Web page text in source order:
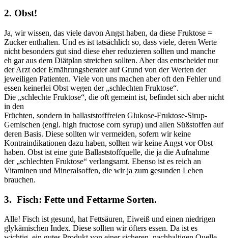
2. Obst!
Ja, wir wissen, das viele davon Angst haben, da diese Fruktose =
Zucker enthalten. Und es ist tatsächlich so, dass viele, deren Werte
nicht besonders gut sind diese eher reduzieren sollten und manche
eh gar aus dem Diätplan streichen sollten. Aber das entscheidet nur
der Arzt oder Ernährungsberater auf Grund von der Werten der
jeweiligen Patienten. Viele von uns machen aber oft den Fehler und
essen keinerlei Obst wegen der „schlechten Fruktose“.
Die „schlechte Fruktose“, die oft gemeint ist, befindet sich aber nicht
in den
Früchten, sondern in ballaststofffreien Glukose-Fruktose-Sirup-
Gemischen (engl. high fructose corn syrup) und allen Süßstoffen auf
deren Basis. Diese sollten wir vermeiden, sofern wir keine
Kontraindikationen dazu haben, sollten wir keine Angst vor Obst
haben. Obst ist eine gute Ballaststoffquelle, die ja die Aufnahme
der „schlechten Fruktose“ verlangsamt. Ebenso ist es reich an
Vitaminen und Mineralsoffen, die wir ja zum gesunden Leben
brauchen.
3. Fisch: Fette und Fettarme Sorten.
Alle! Fisch ist gesund, hat Fettsäuren, Eiweiß und einen niedrigen
glykämischen Index. Diese sollten wir öfters essen. Da ist es